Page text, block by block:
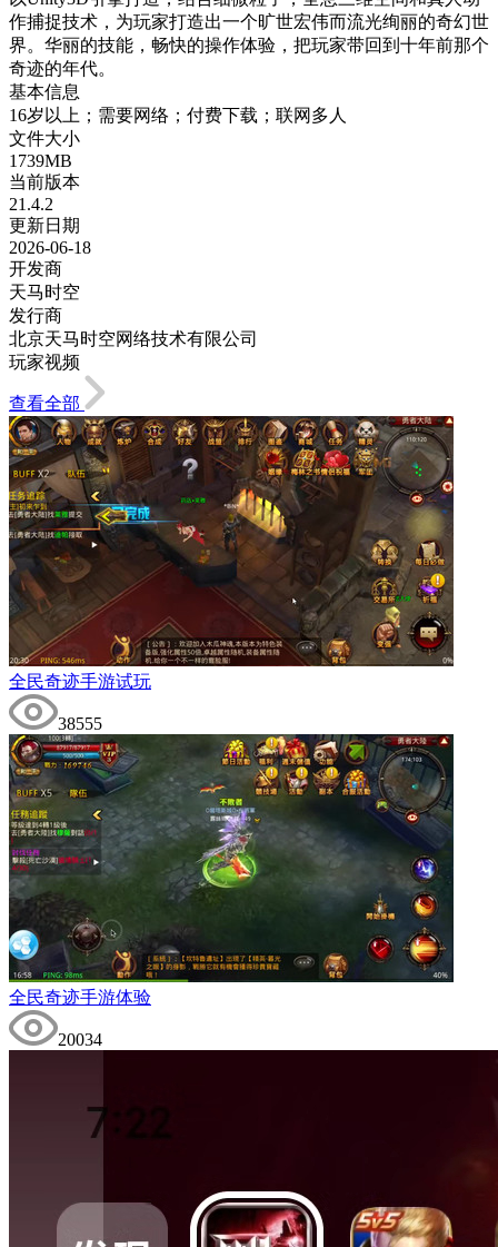
作捕捉技术，为玩家打造出一个旷世宏伟而流光绚丽的奇幻世
界。华丽的技能，畅快的操作体验，把玩家带回到十年前那个
奇迹的年代。
基本信息
16岁以上；需要网络；付费下载；联网多人
文件大小
1739MB
当前版本
21.4.2
更新日期
2026-06-18
开发商
天马时空
发行商
北京天马时空网络技术有限公司
玩家视频
查看全部
全民奇迹手游试玩
38555
全民奇迹手游体验
20034